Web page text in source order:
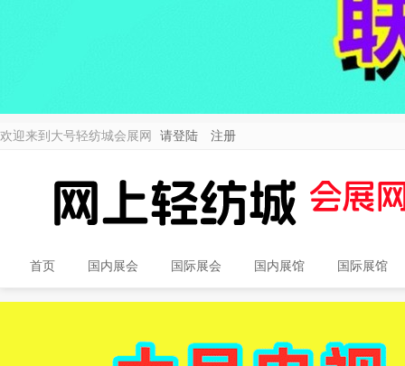
欢迎来到大号轻纺城会展网 请登陆 注册
首页 国内展会 国际展会 国内展馆 国际展馆